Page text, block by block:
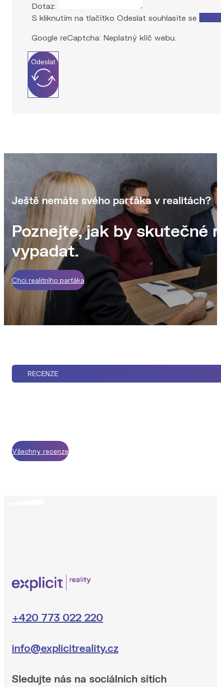
Dotaz:
S kliknutím na tlačítko Odeslat souhlasíte se
Google reCaptcha: Neplatný klíč webu.
Odeslat
Ještě nemáte svého parťáka v realitách?
Poznejte, jak by skutečné
vypadat.
Chci realitního parťáka
RECENZE
Všechny recenze
+420 773 022 220
info@explicitreality.cz
Sledujte nás na sociálních sítích